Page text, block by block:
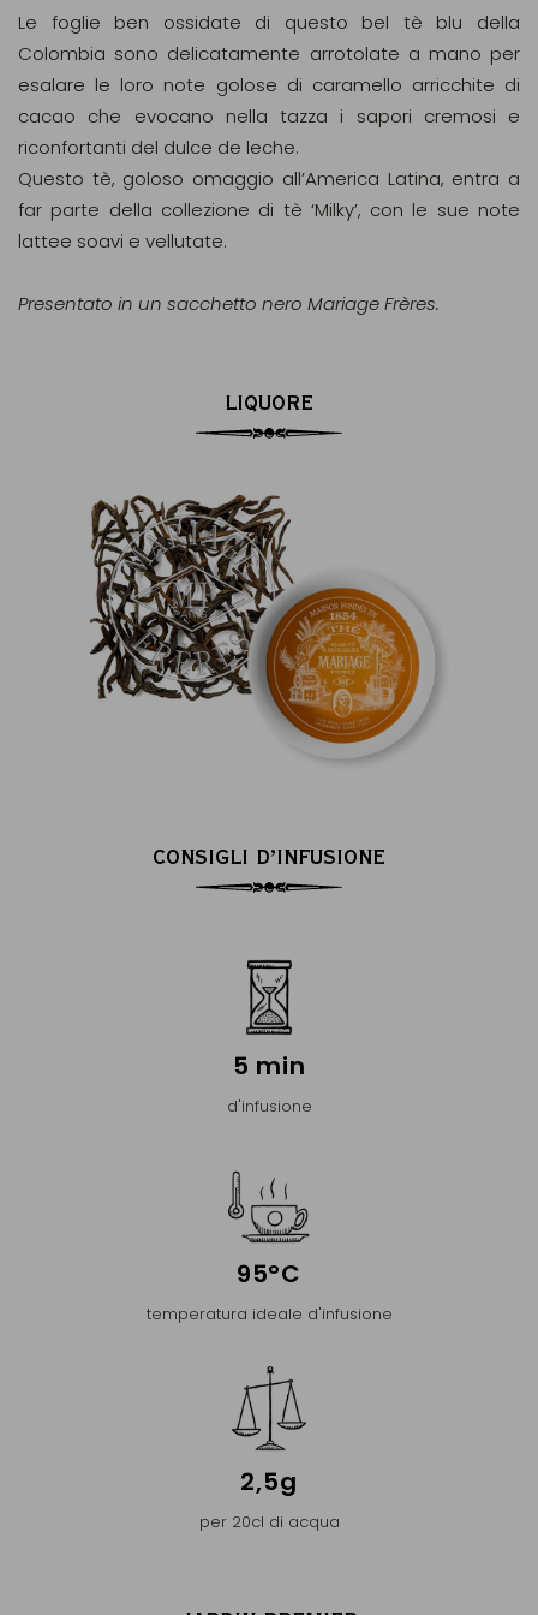
Le foglie ben ossidate di questo bel tè blu della
Colombia sono delicatamente arrotolate a mano per
esalare le loro note golose di caramello arricchite di
cacao che evocano nella tazza i sapori cremosi e
riconfortanti del dulce de leche.
Questo tè, goloso omaggio all’America Latina, entra a
far parte della collezione di tè ‘Milky’, con le sue note
lattee soavi e vellutate.
Presentato in un sacchetto nero Mariage Frères.
LIQUORE
CONSIGLI D’INFUSIONE
5 min
d'infusione
95°C
temperatura ideale d'infusione
2,5g
per 20cl di acqua